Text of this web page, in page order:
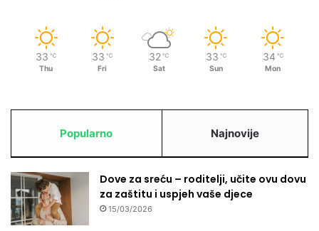
v
i
j
e
33 ℃
Thu
33 ℃
Fri
32 ℃
Sat
33 ℃
Sun
34 ℃
Mon
Popularno Najnovije
Dove za sreću – roditelji, učite ovu dovu
za zaštitu i uspjeh vaše djece
15/03/2026